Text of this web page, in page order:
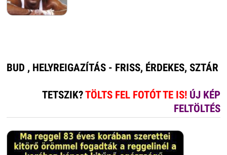
BUD , HELYREIGAZÍTÁS - FRISS, ÉRDEKES, SZTÁR
TETSZIK?TÖLTS FEL FOTÓT TE IS! ÚJ KÉP
FELTÖLTÉS